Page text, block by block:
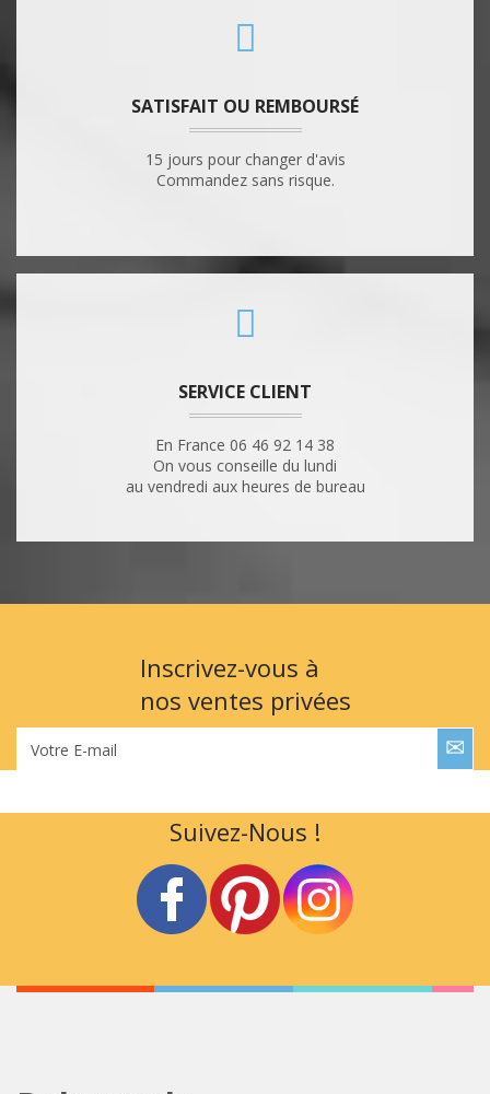
SATISFAIT OU REMBOURSÉ
15 jours pour changer d'avis
Commandez sans risque.
SERVICE CLIENT
En France 06 46 92 14 38
On vous conseille du lundi
au vendredi aux heures de bureau
Inscrivez-vous à
nos ventes privées
Votre E-mail
Suivez-Nous !